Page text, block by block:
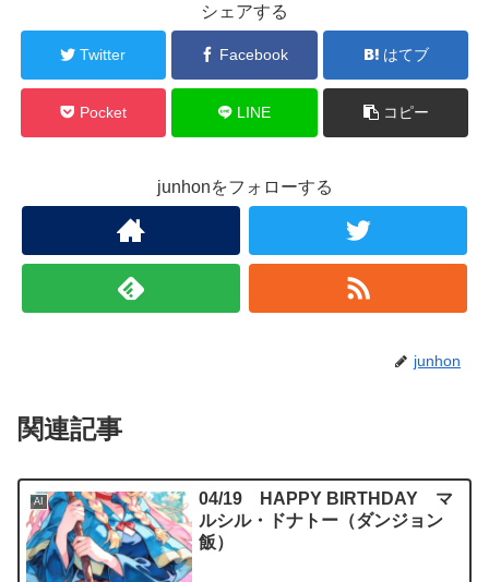
シェアする
Twitter Facebook はてブ
Pocket LINE コピー
junhonをフォローする
junhon
関連記事
AI
04/19 HAPPY BIRTHDAY マ
ルシル・ドナトー（ダンジョン
飯）